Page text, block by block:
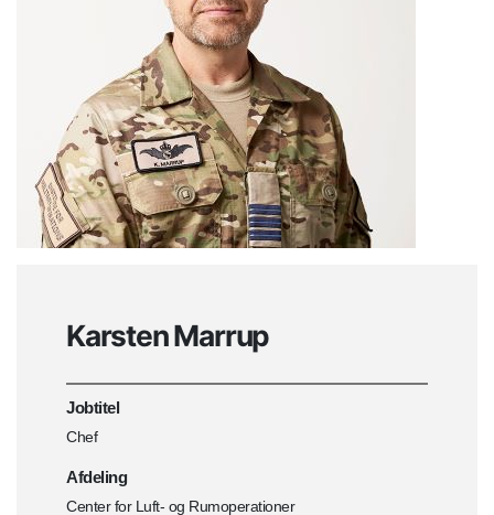
Karsten Marrup
Jobtitel
Chef
Afdeling
Center for Luft- og Rumoperationer